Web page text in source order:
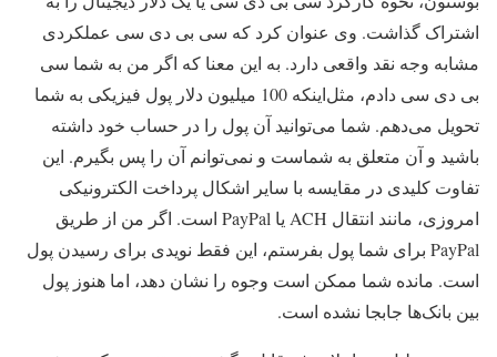
اشتراک گذاشت. وی عنوان کرد که سی بی دی سی عملکردی
مشابه وجه نقد واقعی دارد. به این معنا که اگر من به شما سی
بی دی سی دادم، مثل‌اینکه 100 میلیون دلار پول فیزیکی به شما
تحویل می‌دهم. شما می‌توانید آن پول را در حساب خود داشته
باشید و آن متعلق به شماست و نمی‌توانم آن را پس بگیرم. این
تفاوت کلیدی در مقایسه با سایر اشکال پرداخت الکترونیکی
امروزی، مانند انتقال ACH یا PayPal است. اگر من از طریق
PayPal برای شما پول بفرستم، این فقط نویدی برای رسیدن پول
است. مانده شما ممکن است وجوه را نشان دهد، اما هنوز پول
بین بانک‌ها جابجا نشده است.